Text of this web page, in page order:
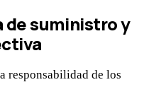
de suministro y
responsabilidad de los